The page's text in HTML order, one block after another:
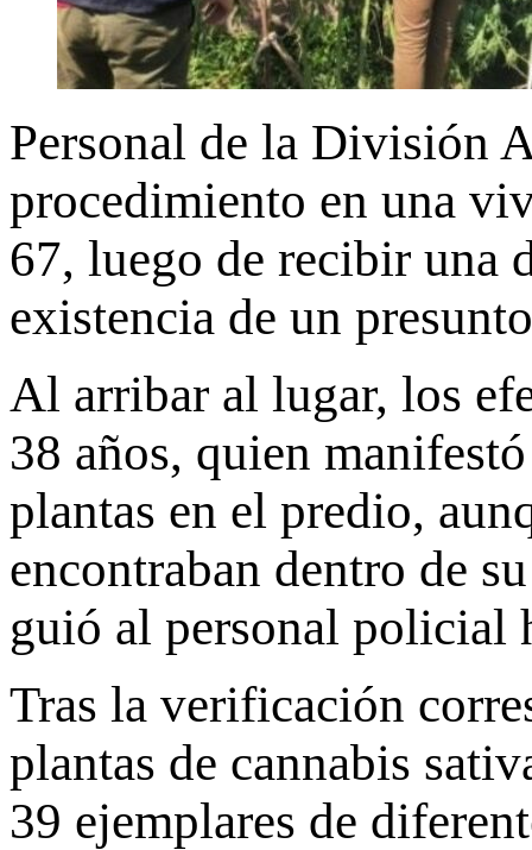
Personal de la División
procedimiento en una
67, luego de recibir una
existencia de un
Al arribar al lugar, los
38 años, quien
plantas en el predio,
encontraban dentro de
guió al personal policial
Tras la verificación
plantas de cannabis
39 ejemplares de